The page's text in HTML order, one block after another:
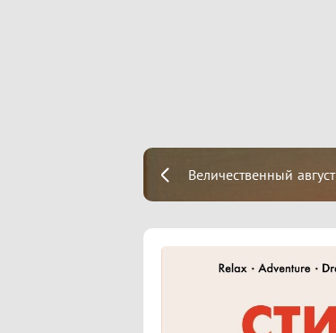
Величественный август